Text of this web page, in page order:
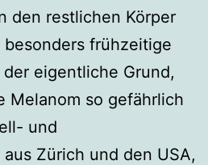
den restlichen Körper
frühzeitige
eigentliche Grund,
Melanom so gefährlich
und
Zürich und den USA,